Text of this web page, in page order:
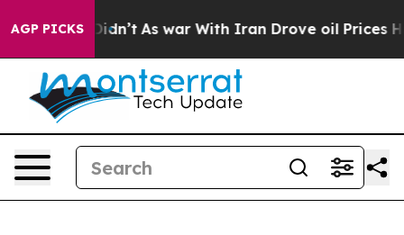
AGP PICKS
it Didn’t As war With Iran Drove oil Prices